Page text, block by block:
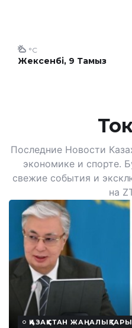
Жексенбі, 9 Тамыз
°C
Последние Новости
экономике и спорте.
свежие события и
на
ҚАЗАҚСТАН ЖАҢАЛЫҚТАРЫ